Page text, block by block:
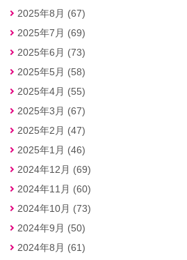
2025年8月 (67)
2025年7月 (69)
2025年6月 (73)
2025年5月 (58)
2025年4月 (55)
2025年3月 (67)
2025年2月 (47)
2025年1月 (46)
2024年12月 (69)
2024年11月 (60)
2024年10月 (73)
2024年9月 (50)
2024年8月 (61)